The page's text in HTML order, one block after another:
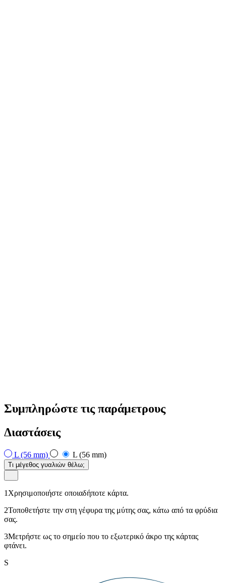
Συμπληρώστε τις παράμετρους
Διαστάσεις
L (56 mm) L (56 mm)
Τι μέγεθος γυαλιών θέλω;
1 Χρησιμοποιήστε οποιαδήποτε κάρτα.
2Τοποθετήστε την στη γέφυρα της μύτης σας, κάτω από τα φρύδια
σας.
3Μετρήστε ως το σημείο που το εξωτερικό άκρο της κάρτας
φτάνει.
S